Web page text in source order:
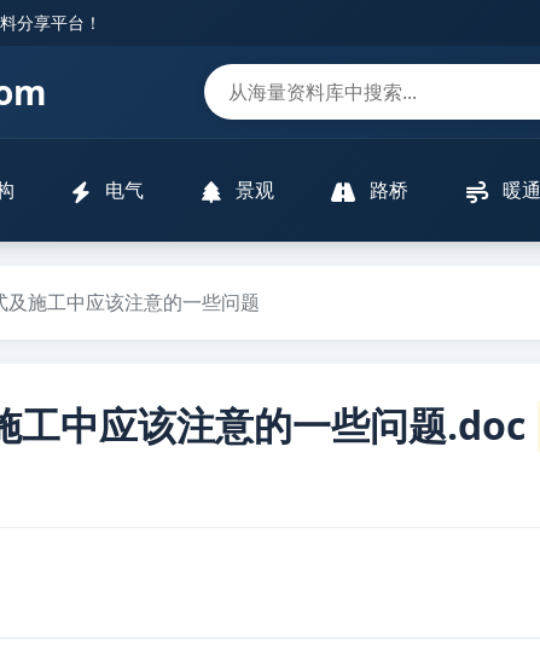
分享平台！
电气 景观 路桥 暖通
施工中应该注意的一些问题
工中应该注意的一些问题.doc